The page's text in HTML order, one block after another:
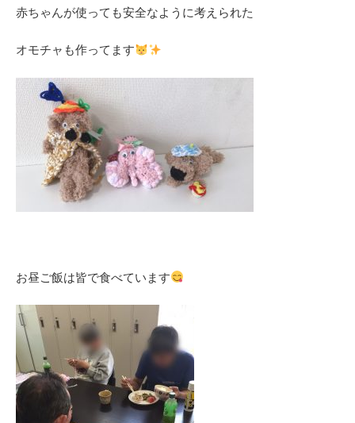
赤ちゃんが使っても安全なように考えられた
オモチャも作ってます
お昼ご飯は皆で食べています